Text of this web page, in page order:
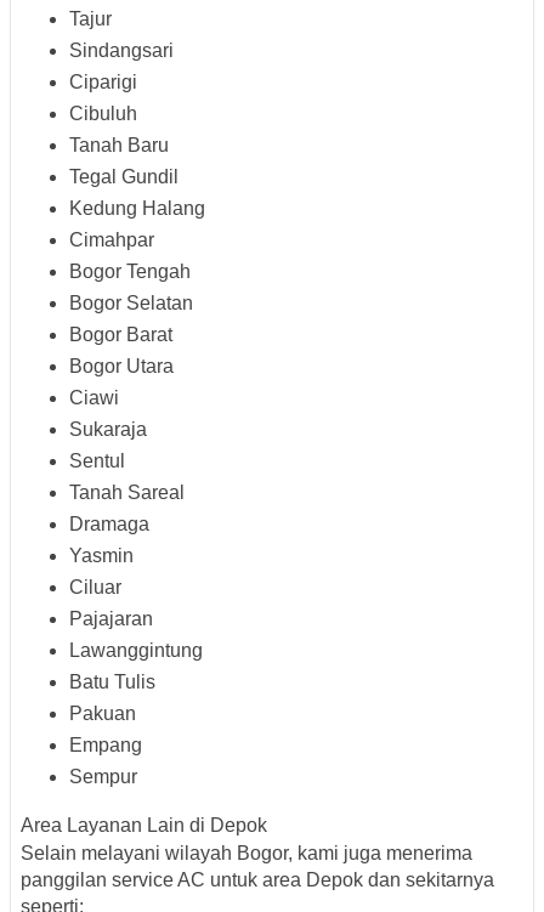
Tajur
Sindangsari
Ciparigi
Cibuluh
Tanah Baru
Tegal Gundil
Kedung Halang
Cimahpar
Bogor Tengah
Bogor Selatan
Bogor Barat
Bogor Utara
Ciawi
Sukaraja
Sentul
Tanah Sareal
Dramaga
Yasmin
Ciluar
Pajajaran
Lawanggintung
Batu Tulis
Pakuan
Empang
Sempur
Area Layanan Lain di Depok
Selain melayani wilayah Bogor, kami juga menerima
panggilan service AC untuk area Depok dan sekitarnya
seperti: